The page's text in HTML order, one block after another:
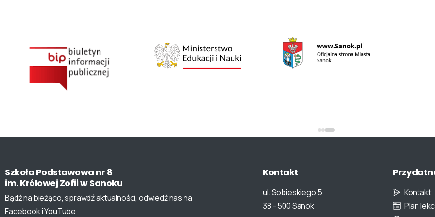
Szkoła Podstawowa nr 8
im. KrólowejZofiiwSanoku
Bądź na bieżąco, sprawdź aktualności, odwiedź nas na
Facebook i YouTube
Kontakt
ul. Sobieskiego 5
38 - 500 Sanok
Kontakt
Plan